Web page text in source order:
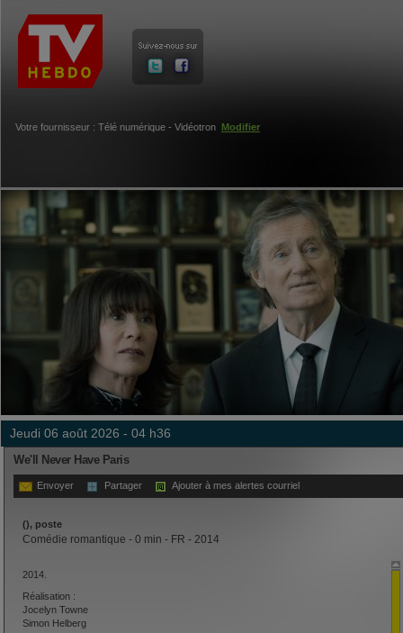
Votre fournisseur : Télé numérique - Vidéotron Modifier
jeudi 06 août 2026 - 04 h36
We'll Never Have Paris
Envoyer Partager Ajouter à mes alertes courriel
(), poste
Comédie romantique - 0 min - FR - 2014
2014.
Réalisation :
Jocelyn Towne
Simon Helberg